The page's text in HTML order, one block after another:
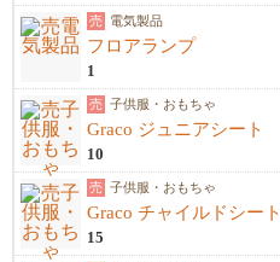
売 電気製品
フロアランプ
1
売 子供服・おもちゃ
Graco ジュニアシート
10
売 子供服・おもちゃ
Graco チャイルドシート
15